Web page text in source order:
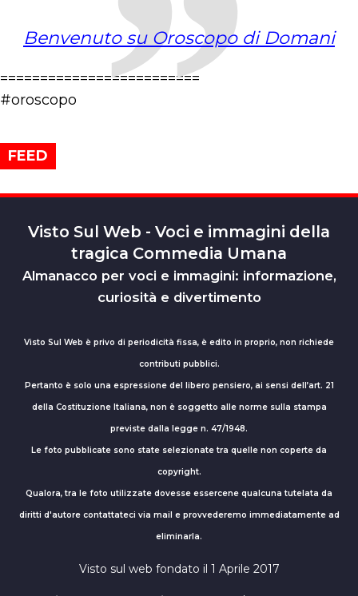
Benvenuto su Oroscopo di Domani
=========================
#oroscopo
FEED
Visto Sul Web - Voci e immagini della
tragica Commedia Umana
Almanacco per voci e immagini: informazione,
curiosità e divertimento
Visto Sul Web è privo di periodicità fissa, è edito in proprio, non richiede
contributi pubblici.
Pertanto è solo una espressione del libero pensiero, ai sensi dell’art. 21
della Costituzione Italiana, non è soggetto alle norme sulla stampa
previste dalla legge n. 47/1948.
Le foto pubblicate sono state selezionate tra quelle non coperte da
copyright.
Qualora, tra le foto utilizzate dovesse essercene qualcuna tutelata da
diritti d'autore contattateci via mail e provvederemo immediatamente ad
eliminarla.
Visto sul web fondato il 1 Aprile 2017